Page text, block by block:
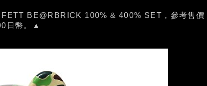
BE@RBRICK 100% & 400% SET，參考售價
日幣。▲